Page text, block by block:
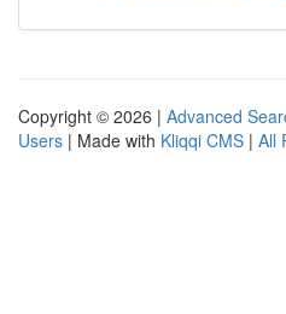
Copyright © 2026 | Advanced
Users | Made with Kliqqi CMS | All